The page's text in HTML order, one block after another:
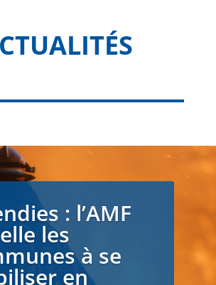
: l’AMF
les
à se
en